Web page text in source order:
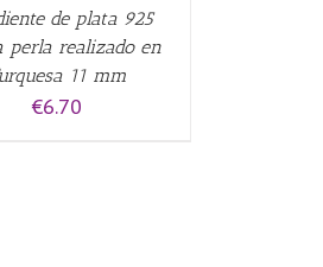
de plata 925
perla realizado en
11 mm
€6.70